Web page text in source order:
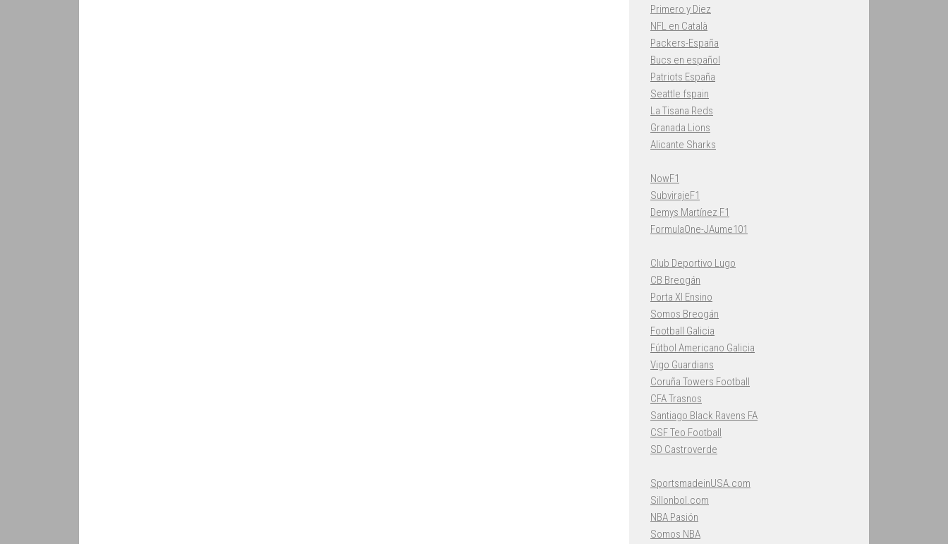
Primero y Diez
NFL en Català
Packers-España
Bucs en español
Patriots España
Seattle fspain
La Tisana Reds
Granada Lions
Alicante Sharks
NowF1
SubvirajeF1
Demys Martínez F1
FormulaOne-JAume101
Club Deportivo Lugo
CB Breogán
Porta XI Ensino
Somos Breogán
Football Galicia
Fútbol Americano Galicia
Vigo Guardians
Coruña Towers Football
CFA Trasnos
Santiago Black Ravens FA
CSF Teo Football
SD Castroverde
SportsmadeinUSA.com
Sillonbol.com
NBA Pasión
Somos NBA